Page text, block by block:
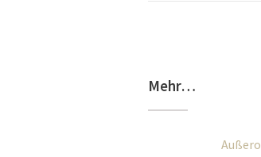
Mehr…